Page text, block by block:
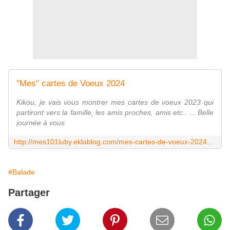
"Mes" cartes de Voeux 2024
Kikou, je vais vous montrer mes cartes de voeux 2023 qui
partiront vers la famille, les amis proches, amis etc.. ... Belle
journée à vous
#Balade
Partager